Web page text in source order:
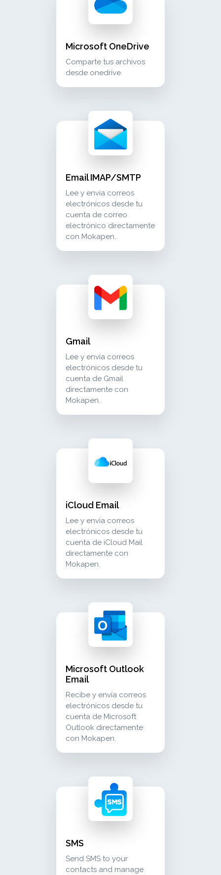
Microsoft OneDrive
Comparte tus archivos
desde onedrive.
email imap/smtp lee y envía correos
communication
Email IMAP/SMTP
Lee y envía correos
electrónicos desde tu
cuenta de correo
electrónico directamente
con Mokapen.
gmail lee y envía correos electrónicos desde
communication
Gmail
Lee y envía correos
electrónicos desde tu
cuenta de Gmail
directamente con
Mokapen.
icloud email lee y envía correos electrónicos
communication
iCloud Email
Lee y envía correos
electrónicos desde tu
cuenta de iCloud Mail
directamente con
Mokapen.
microsoft outlook email recibe y envía
communication
Microsoft Outlook
Email
Recibe y envía correos
electrónicos desde tu
cuenta de Microsoft
Outlook directamente
con Mokapen.
sms send sms to your contacts and manage
communication
SMS
Send SMS to your
contacts and manage